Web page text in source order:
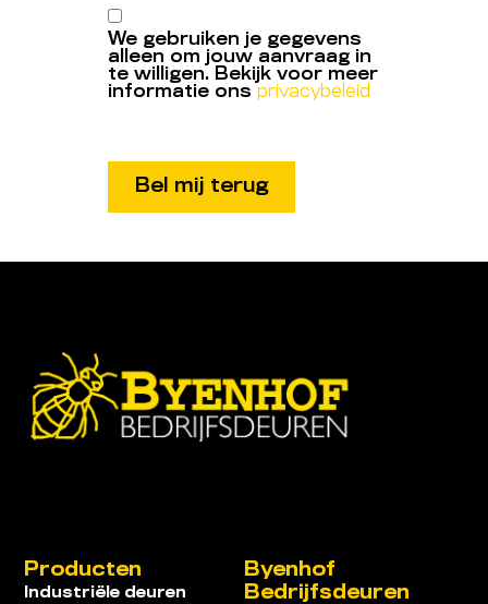
We gebruiken je gegevens
alleen om jouw aanvraag in
te willigen. Bekijk voor meer
informatie ons privacybeleid
Byenhof
Bedrijfsdeuren
Producten
Industriële deuren